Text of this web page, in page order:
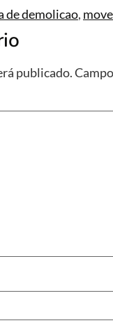
de demolicao,
publicado.